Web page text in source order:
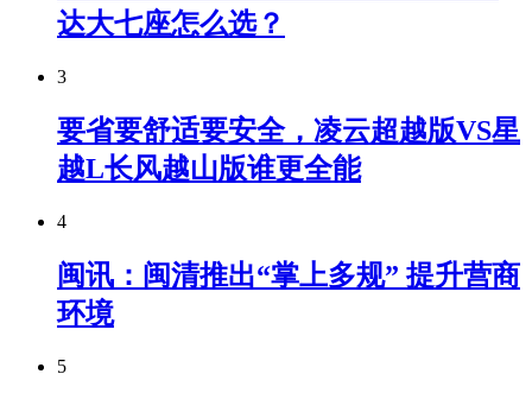
达大七座怎么选？
3
要省要舒适要安全，凌云超越版VS星
越L长风越山版谁更全能
4
闽讯：闽清推出“掌上多规” 提升营商
环境
5